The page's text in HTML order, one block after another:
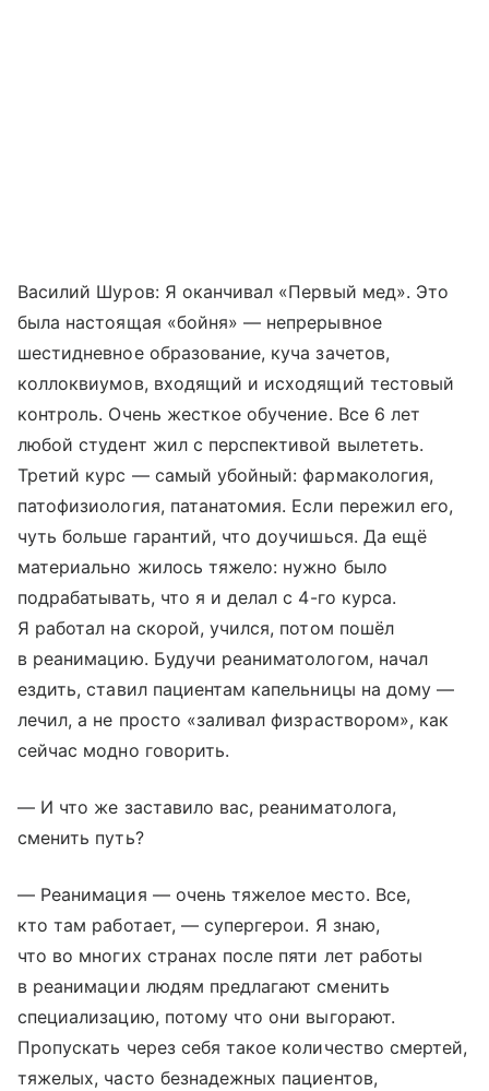
Василий Шуров: Я оканчивал «Первый мед». Это
была настоящая «бойня» — непрерывное
шестидневное образование, куча зачетов,
коллоквиумов, входящий и исходящий тестовый
контроль. Очень жесткое обучение. Все 6 лет
любой студент жил с перспективой вылететь.
Третий курс — самый убойный: фармакология,
патофизиология, патанатомия. Если пережил его,
чуть больше гарантий, что доучишься. Да ещё
материально жилось тяжело: нужно было
подрабатывать, что я и делал с 4-го курса.
Я работал на скорой, учился, потом пошёл
в реанимацию. Будучи реаниматологом, начал
ездить, ставил пациентам капельницы на дому —
лечил, а не просто «заливал физраствором», как
сейчас модно говорить.
— И что же заставило вас, реаниматолога,
сменить путь?
— Реанимация — очень тяжелое место. Все,
кто там работает, — супергерои. Я знаю,
что во многих странах после пяти лет работы
в реанимации людям предлагают сменить
специализацию, потому что они выгорают.
Пропускать через себя такое количество смертей,
тяжелых, часто безнадежных пациентов,